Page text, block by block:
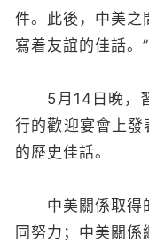
件。此後，中美之
寫着友誼的佳話。”
5月14日晚，習
行的歡迎宴會上發
的歷史佳話。
中美關係取得的
同努力；中美關